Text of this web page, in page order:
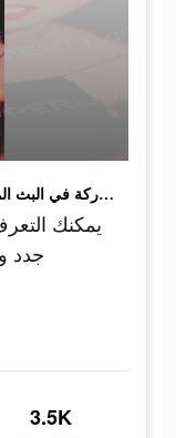
مع SuperLive ، يمكنك التعرف على أشخاص جدد والمشاركة في البث المباشر . قم بالتحميل الان!
جدد
3.5K